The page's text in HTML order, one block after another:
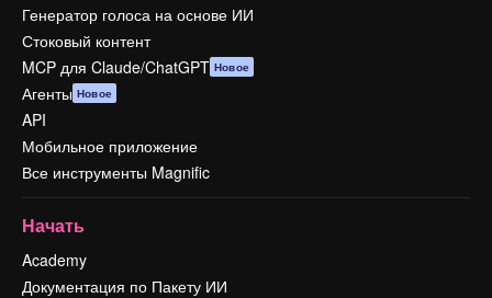
Генератор голоса на основе ИИ
Стоковый контент
MCP для Claude/ChatGPT Новое
Агенты Новое
API
Мобильное приложение
Все инструменты Magnific
Начать
Academy
Документация по Пакету ИИ